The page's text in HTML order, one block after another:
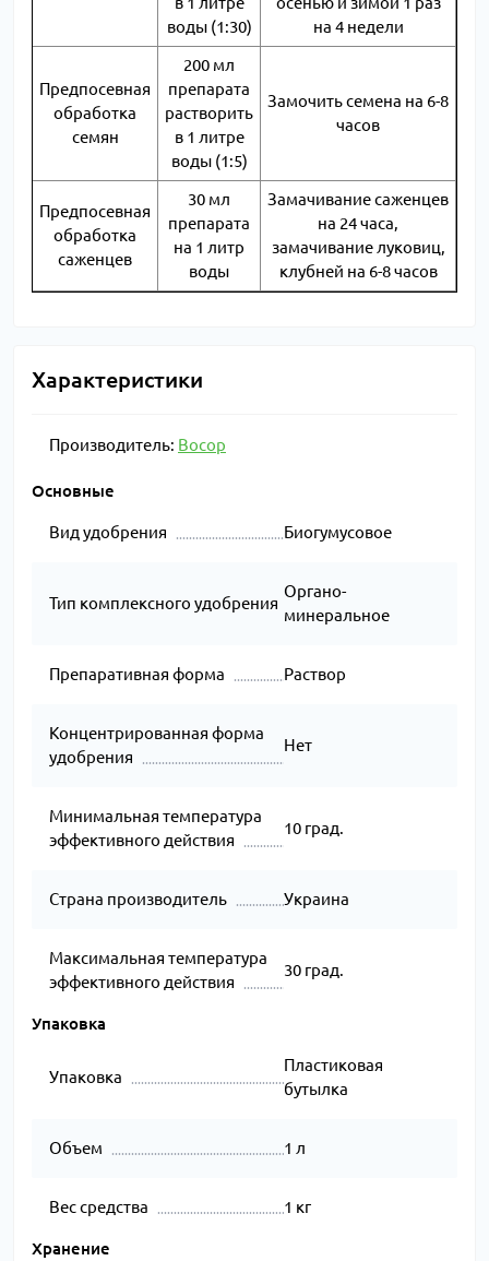
воды (1:30)
на 4 недели
Предпосевная
обработка
семян
200 мл
препарата
растворить
в 1 литре
воды (1:5)
Замочить семена на 6-8
часов
Предпосевная
обработка
саженцев
30 мл
препарата
на 1 литр
воды
Замачивание саженцев
на 24 часа,
замачивание луковиц,
клубней на 6-8 часов
Характеристики
Производитель: Восор
Основные
Вид удобрения Биогумусовое
Тип комплексного удобрения
Органо-
минеральное
Препаративная форма Раствор
Концентрированная форма
удобрения
Нет
Минимальная температура
эффективного действия
10 град.
Страна производитель Украина
Максимальная температура
эффективного действия
30 град.
Упаковка
Упаковка
Пластиковая
бутылка
Объем 1 л
Вес средства 1 кг
Хранение